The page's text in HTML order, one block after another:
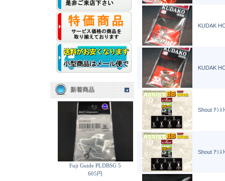
新着商品
Fuji Guide PLDBSG 5
605円
KUDAK
KUDAK
Shout ｱｼｽ
Shout ｱｼｽ